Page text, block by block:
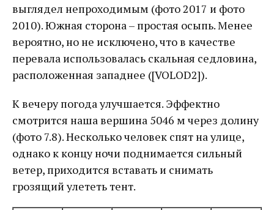
выглядел непроходимым (фото 2017 и фото
2010). Южная сторона – простая осыпь. Менее
вероятно, но не исключено, что в качестве
перевала использовалась скальная седловина,
расположенная западнее ([VOLOD2]).
К вечеру погода улучшается. Эффектно
смотрится наша вершина 5046 м через долину
(фото 7.8). Несколько человек спят на улице,
однако к концу ночи поднимается сильный
ветер, приходится вставать и снимать
грозящий улететь тент.